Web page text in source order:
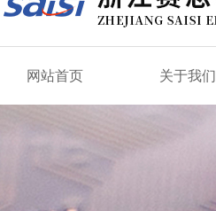
网站首页 关于我们